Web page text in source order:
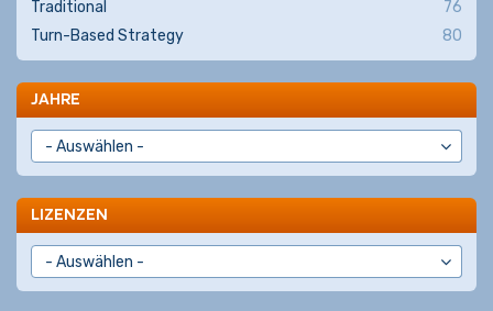
Traditional
76
Turn-Based Strategy
80
JAHRE
LIZENZEN